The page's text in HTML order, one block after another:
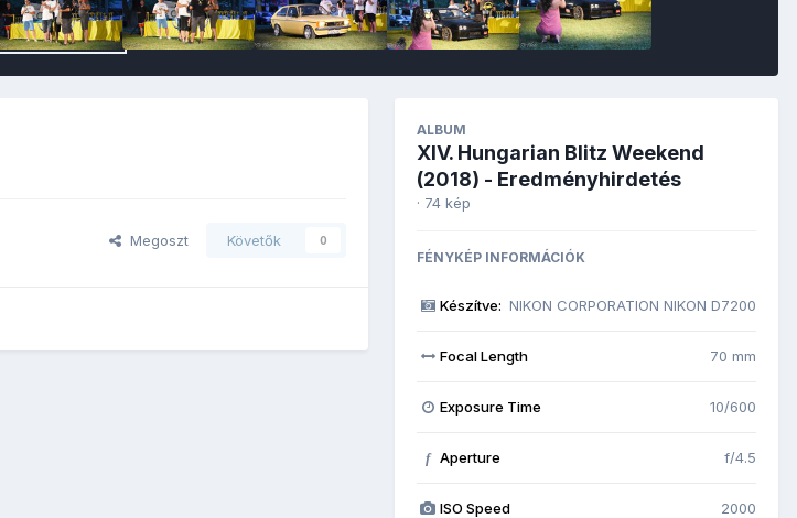
Megoszt Követők 0
ALBUM
XIV. Hungarian Blitz Weekend
(2018) - Eredményhirdetés
· 74 kép
FÉNYKÉP INFORMÁCIÓK
Készítve: NIKON CORPORATION NIKON D7200
Focal Length 70 mm
Exposure Time 10/600
f Aperture f/4.5
ISO Speed 2000